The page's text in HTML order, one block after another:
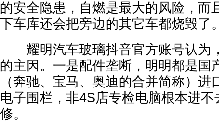
的安全隐患，自燃是最大的风险，而
下车库还会把旁边的其它车都烧毁了
耀明汽车玻璃抖音官方账号认为
的主因。一是配件垄断，明明都是国
（奔驰、宝马、奥迪的合并简称）
电子围栏，非4S店专检电脑根本进
修。